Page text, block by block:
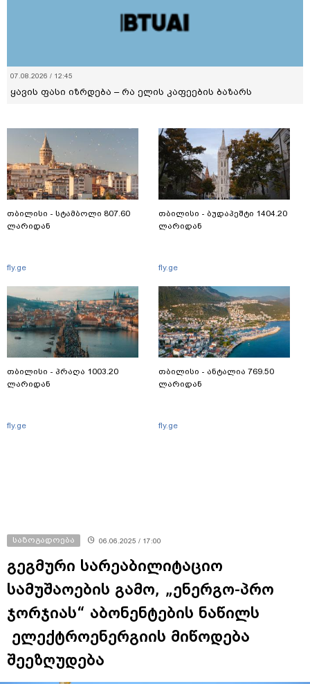
07.08.2026 / 12:45
ყავის ფასი იზრდება – რა ელის კაფეების ბაზარს
თბილისი - სტამბოლი 807.60
ლარიდან
fly.ge
თბილისი - პრაღა 1003.20
ლარიდან
fly.ge
თბილისი - ბუდაპეშტი 1404.20
ლარიდან
fly.ge
თბილისი - ანტალია 769.50
ლარიდან
fly.ge
საზოგადოება 06.06.2025 / 17:00
გეგმური სარეაბილიტაციო
სამუშაოების გამო, „ენერგო-პრო
ჯორჯიას“ აბონენტების ნაწილს
ელექტროენერგიის მიწოდება
შეეზღუდება